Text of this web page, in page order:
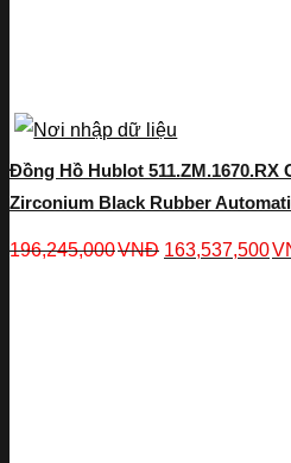
Đồng Hồ Hublot 511.ZM.1670.RX
Zirconium Black Rubber
196,245,000VNĐ 163,537,500